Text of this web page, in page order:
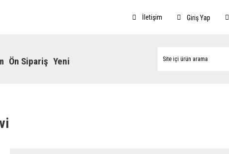
İletişim Giriş Yap
Ön Sipariş Yeni